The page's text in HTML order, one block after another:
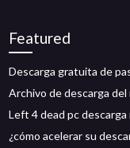
Featured
Descarga gratuita de
Archivo de descarga
Left 4 dead pc descarga
¿cómo acelerar su